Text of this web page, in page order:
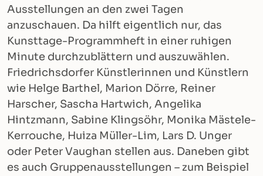
Ausstellungen an den zwei Tagen
anzuschauen. Da hilft eigentlich nur, das
Kunsttage-Programmheft in einer ruhigen
Minute durchzublättern und auszuwählen.
Friedrichsdorfer Künstlerinnen und Künstlern
wie Helge Barthel, Marion Dörre, Reiner
Harscher, Sascha Hartwich, Angelika
Hintzmann, Sabine Klingsöhr, Monika Mästele-
Kerrouche, Huiza Müller-Lim, Lars D. Unger
oder Peter Vaughan stellen aus. Daneben gibt
es auch Gruppenausstellungen – zum Beispiel